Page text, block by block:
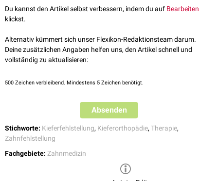
Du kannst den Artikel selbst verbessern, indem du auf Bearbeiten
klickst.
Alternativ kümmert sich unser Flexikon-Redaktionsteam darum.
Deine zusätzlichen Angaben helfen uns, den Artikel schnell und
vollständig zu aktualisieren:
500 Zeichen verbleibend. Mindestens 5 Zeichen benötigt.
Absenden
Stichworte: Kieferfehlstellung, Kieferorthopädie, Therapie,
Zahnfehlstellung
Fachgebiete: Zahnmedizin